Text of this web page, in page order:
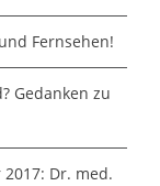
Fernsehen!
Gedanken zu
Dr. med.